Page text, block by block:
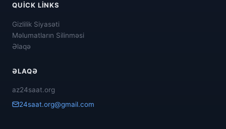
QUICK LINKS
Gizlilik Siyasəti
Məlumatların Silinməsi
Əlaqə
ƏLAQƏ
az24saat.org
24saat.org@gmail.com